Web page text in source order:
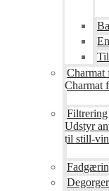
Charmat
Charmat
Filtrering
Udstyr
til still-